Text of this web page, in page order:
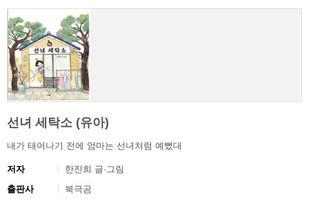
선녀 세탁소 (유아)
내가 태어나기 전에 엄마는 선녀처럼 예뻤대
저자
한진희 글·그림
출판사
북극곰